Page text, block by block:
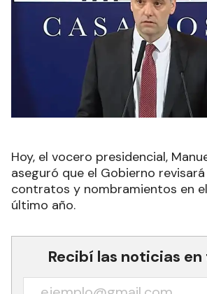
Hoy, el vocero presidencial,
aseguró que el Gobierno
contratos y nombramientos en
último año.
Recibí las noticias